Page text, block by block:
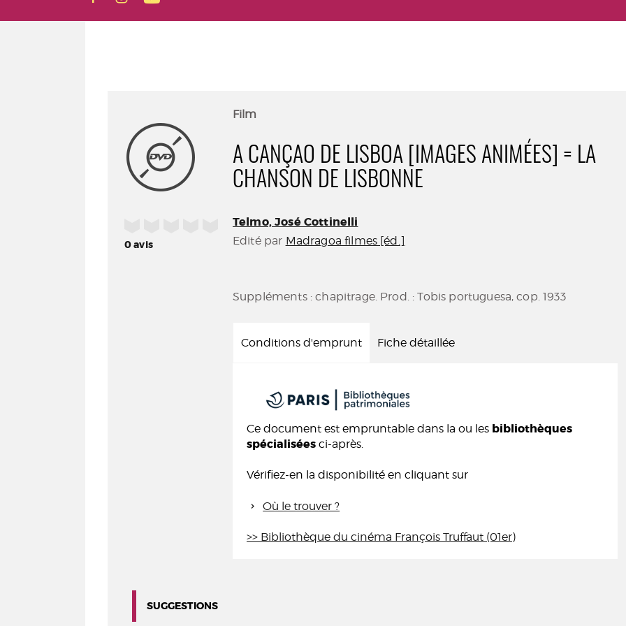
0avis
Film
A CANÇAO DE LISBOA [IMAGES ANIMÉES] = LA
CHANSON DE LISBONNE
Telmo, José Cottinelli
Edité par Madragoa filmes [éd.]
Suppléments : chapitrage. Prod. : Tobis portuguesa, cop. 1933
Conditions d'emprunt Fiche détaillée
Ce document est empruntable dans la ou les bibliothèques
spécialisées ci-après.
Vérifiez-en la disponibilité en cliquant sur
Où le trouver ?
>> Bibliothèque du cinéma François Truffaut (01er)
SUGGESTIONS